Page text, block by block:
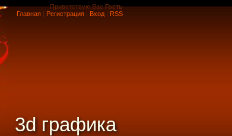
Приветствую Вас Гость
Главная | Регистрация | Вход | RSS
3d графика